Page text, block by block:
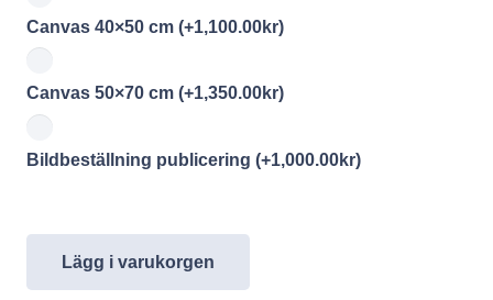
Canvas 40×50 cm (+1,100.00kr)
Canvas 50×70 cm (+1,350.00kr)
Bildbeställning publicering (+1,000.00kr)
Lägg i varukorgen